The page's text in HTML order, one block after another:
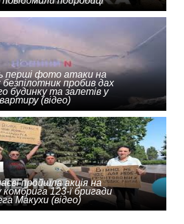
перші фото атаки на
безпілотник пробив дах
будинку та залетів у
(відео)
пройшла акція на
комбрига 123-ї бригади
Макухи (відео)